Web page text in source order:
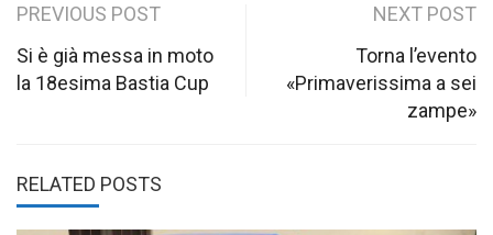
Post
navigation
PREVIOUS POST
Si è già messa in moto
la 18esima Bastia Cup
NEXT POST
Torna l’evento
«Primaverissima a sei
zampe»
RELATED POSTS